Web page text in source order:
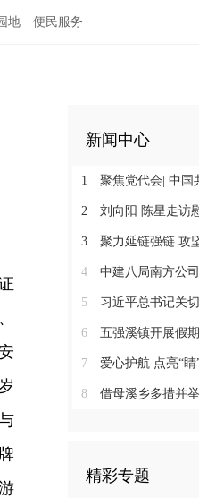
地 便民服务
新闻中心
1 聚焦党代会| 中国共产党沅陵县第十四
2 刘向阳 陈星走访慰问退
3 聚力延链强链 攻坚提质增效：
4 中建八局南方公司来沅考察座
5 习近平总书记关切事｜
6 五强溪镇开展假期安全生产
7 爱心护航 点亮“睛”彩：沅陵县
8 借母溪乡多措并
精彩专题